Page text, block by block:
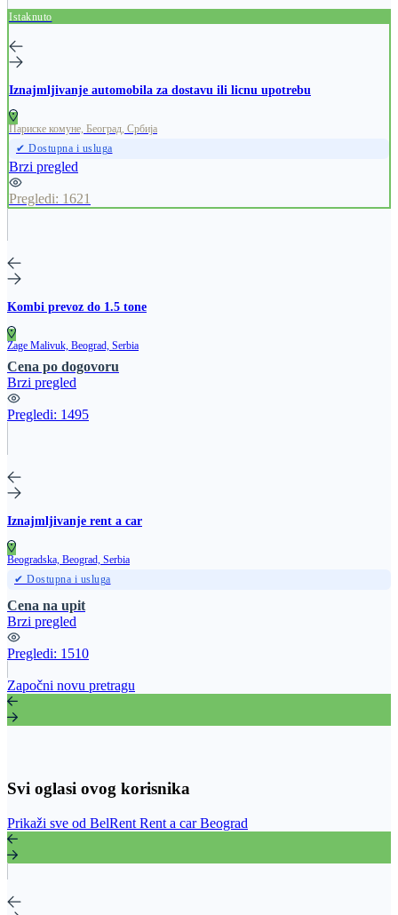
Istaknuto
Iznajmljivanje automobila za dostavu ili licnu upotrebu
Париске комуне, Београд, Србија
✔ Dostupna i usluga
Brzi pregled
Pregledi: 1621
Kombi prevoz do 1.5 tone
Zage Malivuk, Beograd, Serbia
Cena po dogovoru
Brzi pregled
Pregledi: 1495
Iznajmljivanje rent a car
Beogradska, Beograd, Serbia
✔ Dostupna i usluga
Cena na upit
Brzi pregled
Pregledi: 1510
Započni novu pretragu
Svi oglasi ovog korisnika
Prikaži sve od BelRent Rent a car Beograd